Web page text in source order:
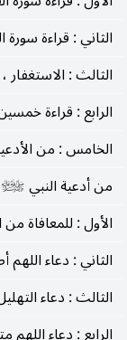
الثاني : قراءة
الثالث :
الرابع : قراءة
الخامس : من
من أدعية النبي صلى‌الله‌عليه‌وآله‌وسلم
الأول : للمعافاة
الثاني : دعاء
الثالث : دعاء
ص ٩٣ :
كجلوسه في
لمصلاه ،
ينقص ثوابها
بالتعقيب).
وقال الشيخ
البقاء على